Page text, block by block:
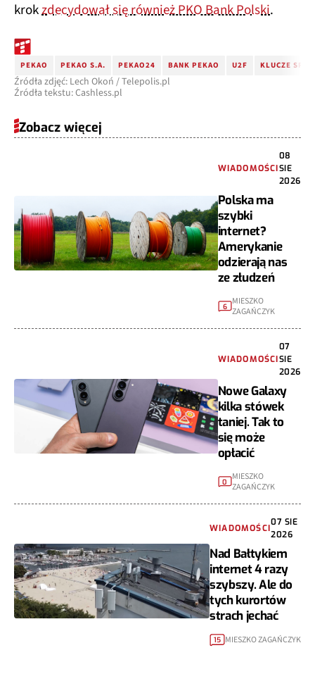
krokzdecydował się również PKO Bank Polski.
PEKAO PEKAO S.A. PEKAO24 BANK PEKAO U2F KLUCZE
Źródła zdjęć: Lech Okoń / Telepolis.pl
Źródła tekstu: Cashless.pl
Zobacz więcej
WIADOMOŚCI
08
SIE
2026
Polska ma
szybki
internet?
Amerykanie
odzierają nas
ze złudzeń
6 MIESZKO
ZAGAŃCZYK
WIADOMOŚCI
07
SIE
2026
Nowe Galaxy
kilka stówek
taniej. Tak to
się może
opłacić
0 MIESZKO
ZAGAŃCZYK
WIADOMOŚCI
07 SIE
2026
Nad Bałtykiem
internet 4 razy
szybszy. Ale do
tych kurortów
strach jechać
15 MIESZKO ZAGAŃCZYK